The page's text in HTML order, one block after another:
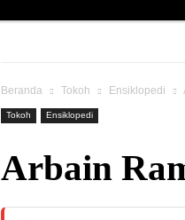
Beranda Tokoh Ensiklopedi
Tokoh Ensiklopedi
Arbain